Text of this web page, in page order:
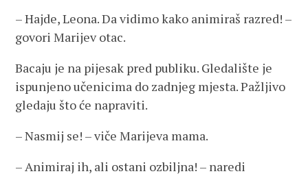
– Hajde, Leona. Da vidimo kako animiraš razred! –
govori Marijev otac.
Bacaju je na pijesak pred publiku. Gledalište je
ispunjeno učenicima do zadnjeg mjesta. Pažljivo
gledaju što će napraviti.
– Nasmij se! – viče Marijeva mama.
– Animiraj ih, ali ostani ozbiljna! – naredi